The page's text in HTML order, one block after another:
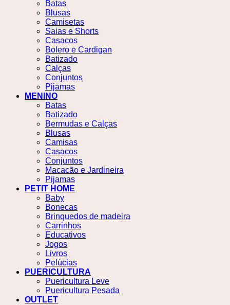
Batas
Blusas
Camisetas
Saias e Shorts
Casacos
Bolero e Cardigan
Batizado
Calças
Conjuntos
Pijamas
MENINO
Batas
Batizado
Bermudas e Calças
Blusas
Camisas
Casacos
Conjuntos
Macacão e Jardineira
Pijamas
PETIT HOME
Baby
Bonecas
Brinquedos de madeira
Carrinhos
Educativos
Jogos
Livros
Pelúcias
PUERICULTURA
Puericultura Leve
Puericultura Pesada
OUTLET